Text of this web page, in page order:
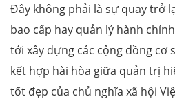
Đây không phải là sự quay trở
bao cấp hay quản lý hành
tới xây dựng các cộng đồng cơ
kết hợp hài hòa giữa quản trị
tốt đẹp của chủ nghĩa xã hội